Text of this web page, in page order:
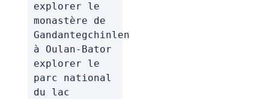
explorer le
monastère de
Gandantegchinlen
à Oulan-Bator
explorer le
parc national
du lac